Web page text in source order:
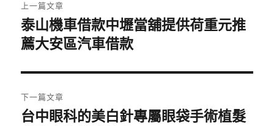
章
導
覽
上一篇文章
上
一
文
章:
泰山機車借款中壢當舖提供荷重元推
薦大安區汽車借款
下一篇文章
下
台中眼科的美白針專屬眼袋手術植髮